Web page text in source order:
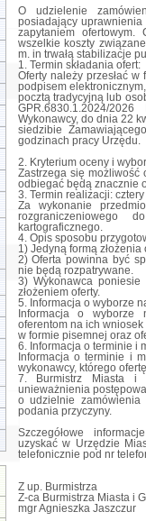
O udzielenie
posiadający
zapytaniem
wszelkie koszty
m. in trwałą stabilizacje
1. Termin składania ofert:
Oferty należy przesłać
podpisem
pocztą tradycyjną lub
GPR.6830.1.2024/
Wykonawcy, do dnia 22
siedzibie
godzinach pracy Urzędu.
2. Kryterium oceny i
Zastrzega się możliwość
odbiegać będą znacznie
3. Termin realizacji:
Za wykonanie
rozgraniczeniowego
kartograficznego.
4. Opis sposobu
1) Jedyną formą
2) Oferta powinna być
nie będą rozpatrywane.
3) Wykonawca
złożeniem oferty.
5. Informacja o wyborze
Informacja o wyborze
oferentom na ich wniosek
w formie pisemnej oraz
6. Informacja o terminie i
Informacja o terminie i
wykonawcy, którego
7. Burmistrz Miasta i
unieważnienia
o udzielnie
podania przyczyny.
Szczegółowe
uzyskać w Urzędzie
telefonicznie pod nr
Z up. Burmistrza
Z-ca Burmistrza Miasta i
mgr Agnieszka Jaszczur